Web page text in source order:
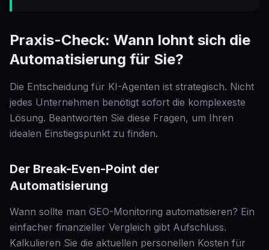
Praxis-Check: Wann lohnt sich die
Automatisierung für Sie?
Die Entscheidung für KI-Agenten ist strategisch. Nicht
jedes Unternehmen benötigt sofort die komplexeste
Lösung. Beantworten Sie diese Fragen, um Ihren
idealen Einstiegspunkt zu finden.
Der Break-Even-Point der
Automatisierung
Wann sollte man GEO-Monitoring automatisieren? Ein
einfacher finanzieller Vergleich gibt Aufschluss.
Kalkulieren Sie die aktuellen personellen Kosten für